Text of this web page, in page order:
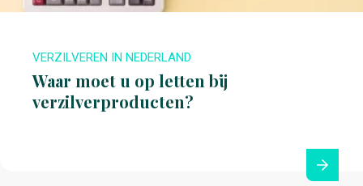
VERZILVEREN IN NEDERLAND
Waar moet u op letten bij
verzilverproducten?